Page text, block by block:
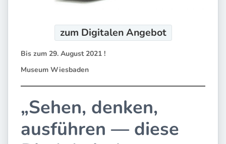
zum DigitalenAngebot
Bis zum 29. August 2021 !
Museum Wiesbaden
„Sehen, denken,
ausführen — diese